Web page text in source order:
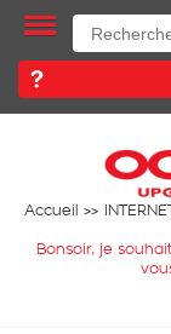
Accueil
Bonsoir, je